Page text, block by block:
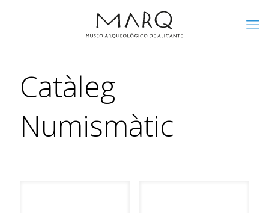
Catàleg
Numismàtic